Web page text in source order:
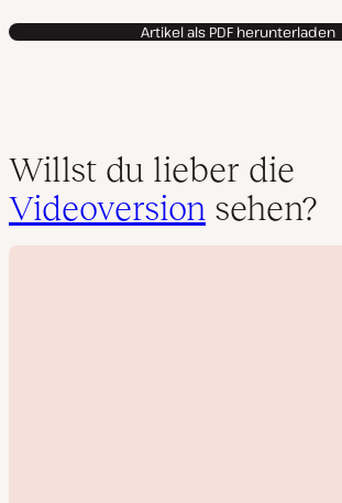
Artikel als PDF herunterladen
Willst du lieber die
Videoversion sehen?